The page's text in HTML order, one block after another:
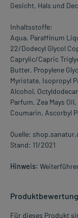
Gesicht, Hals und
Inhaltsstoffe:
Aqua, Paraffinum
22/Dodecyl Glycol
Caprylic/Capric
Butter, Propylene
Myristate, Isopropyl
Alcohol,
Parfum, Zea Mays
Coumarin, Ascorbyl
Quelle:
Stand: 11/2021
Hinweis:
Für dieses Produkt